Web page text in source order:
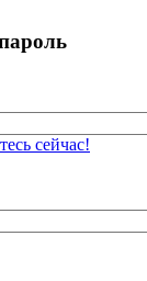
сейчас!